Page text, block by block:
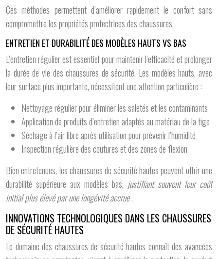
Ces méthodes permettent d’améliorer rapidement le confort sans
compromettre les propriétés protectrices des chaussures.
ENTRETIEN ET DURABILITÉ DES MODÈLES HAUTS VS BAS
L’entretien régulier est essentiel pour maintenir l’efficacité et prolonger
la durée de vie des chaussures de sécurité. Les modèles hauts, avec
leur surface plus importante, nécessitent une attention particulière :
Nettoyage régulier pour éliminer les saletés et les contaminants
Application de produits d’entretien adaptés au matériau de la tige
Séchage à l’air libre après utilisation pour prévenir l’humidité
Inspection régulière des coutures et des zones de flexion
Bien entretenues, les chaussures de sécurité hautes peuvent offrir une
durabilité supérieure aux modèles bas, justifiant souvent leur coût
initial plus élevé par une longévité accrue.
INNOVATIONS TECHNOLOGIQUES DANS LES CHAUSSURES
DE SÉCURITÉ HAUTES
Le domaine des chaussures de sécurité hautes connaît des avancées